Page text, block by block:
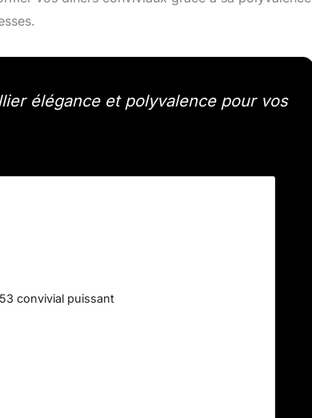
élégance et polyvalence pour vos
convivial puissant